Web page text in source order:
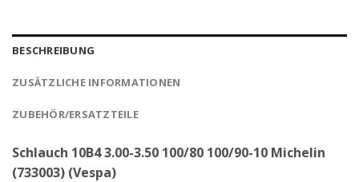
BESCHREIBUNG
ZUSÄTZLICHE INFORMATIONEN
ZUBEHÖR/ERSATZTEILE
Schlauch 10B4 3.00-3.50 100/80 100/90-10 Michelin
(733003) (Vespa)